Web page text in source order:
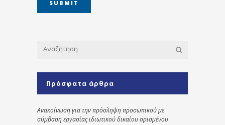
Πρόσφατα άρθρα
Ανακοίνωση για την πρόσληψη προσωπικού με
σύμβαση εργασίας ιδιωτικού δικαίου ορισμένου